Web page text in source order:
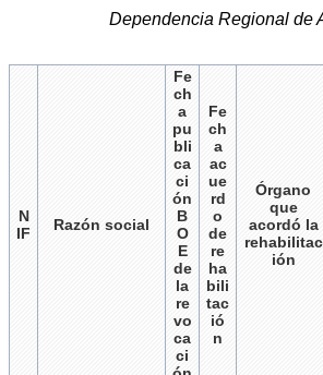
Dependencia Regional de
N
IF
Razón social
Fe
ch
a
pu
bli
ca
ci
ón
B
O
E
de
la
re
vo
ca
ci
Fe
ch
a
ac
ue
rd
o
de
re
ha
bili
tac
ió
n
Órgano
que
acordó la
rehabilitac
ión